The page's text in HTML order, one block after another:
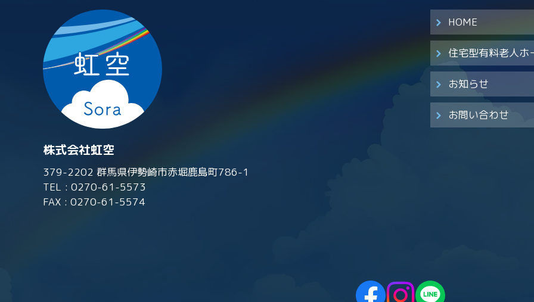
株式会社虹空
379-2202 群馬県伊勢崎市赤堀鹿島町786-1
TEL : 0270-61-5573
FAX : 0270-61-5574
HOME
住宅型有料老人ホ
お知らせ
お問い合わせ